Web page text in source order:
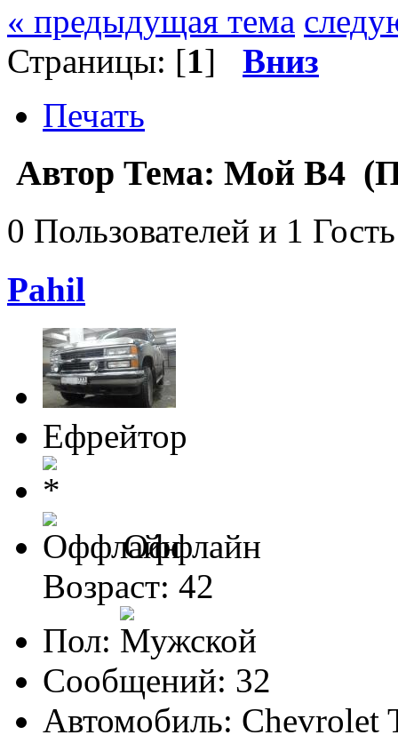
« предыдущая тема
Страницы: [1] Вниз
Печать
Автор Тема: Мой B4
0 Пользователей и 1
Pahil
Ефрейтор
Оффлайн
Возраст: 42
Пол:
Сообщений: 32
Автомобиль: Chevrolet